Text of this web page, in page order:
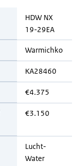
HDW NX
19-29EA
Warmichko
KA28460
€4.375
€3.150
Lucht-
Water